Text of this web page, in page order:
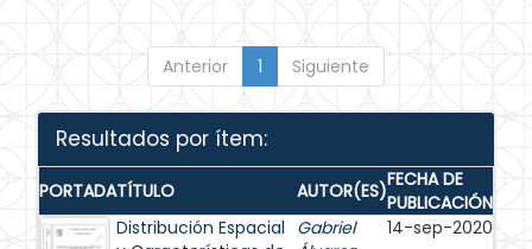
Anterior 1 Siguiente
Resultados por ítem:
PORTADATÍTULO AUTOR(ES)FECHA DE
PUBLICACIÓN
Distribución Espacial Gabriel
14-sep-2020